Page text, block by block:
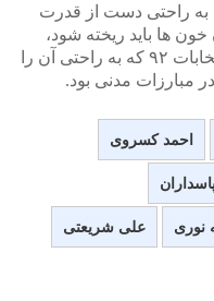
به راحتی دست از قدرت
ها باید ریخته شود،
شاید آن روز مردم ایران دریابند که انتخابات ۹۲ که به راحتی آن را
مبارزات مدنی بود.
احمد کسروی
نوری علی شریعتی